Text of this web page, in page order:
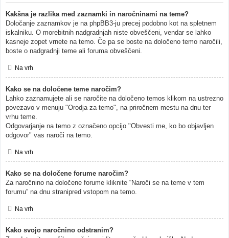
Kakšna je razlika med zaznamki in naročninami na teme?
Določanje zaznamkov je na phpBB3-ju precej podobno kot na spletnem
iskalniku. O morebitnih nadgradnjah niste obveščeni, vendar se lahko
kasneje zopet vrnete na temo. Če pa se boste na določeno temo naročili,
boste o nadgradnji teme ali foruma obveščeni.
Na vrh
Kako se na določene teme naročim?
Lahko zaznamujete ali se naročite na določeno temos klikom na ustrezno
povezavo v menuju "Orodja za temo", na priročnem mestu na dnu ter
vrhu teme.
Odgovarjanje na temo z označeno opcijo "Obvesti me, ko bo objavljen
odgovor" vas naroči na temo.
Na vrh
Kako se na določene forume naročim?
Za naročnino na določene forume kliknite “Naroči se na teme v tem
forumu” na dnu stranipred vstopom na temo.
Na vrh
Kako svojo naročnino odstranim?